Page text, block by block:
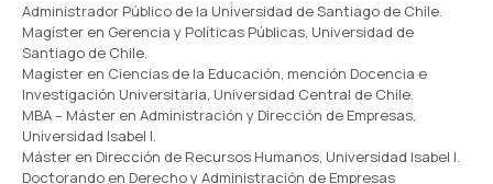
Administrador Público de la Universidad de Santiago de Chile.
Magíster en Gerencia y Políticas Públicas, Universidad de
Santiago de Chile.
Magíster en Ciencias de la Educación, mención Docencia e
Investigación Universitaria, Universidad Central de Chile.
MBA – Máster en Administración y Dirección de Empresas,
Universidad Isabel I.
Máster en Dirección de Recursos Humanos, Universidad Isabel I.
Doctorando en Derecho y Administración de Empresas